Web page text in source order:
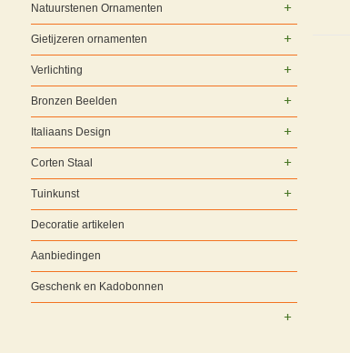
Natuurstenen Ornamenten
Gietijzeren ornamenten
Verlichting
Bronzen Beelden
Italiaans Design
Corten Staal
Tuinkunst
Decoratie artikelen
Aanbiedingen
Geschenk en Kadobonnen